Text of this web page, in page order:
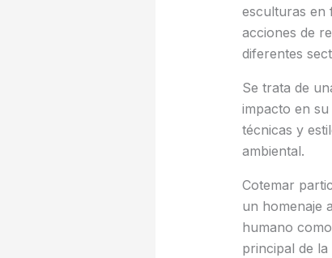
esculturas en
acciones de
diferentes
Se trata de
impacto en
técnicas y
ambiental.
Cotemar
un homenaje
humano
principal de